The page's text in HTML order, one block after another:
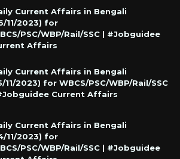
Current Affairs in Bengali
11/2023) for
PSC/WBP/Rail/SSC | #Jobguidee
Affairs
Current Affairs in Bengali
11/2023) for WBCS/PSC/WBP/Rail/SSC
Current Affairs
Current Affairs in Bengali
11/2023) for
PSC/WBP/Rail/SSC | #Jobguidee